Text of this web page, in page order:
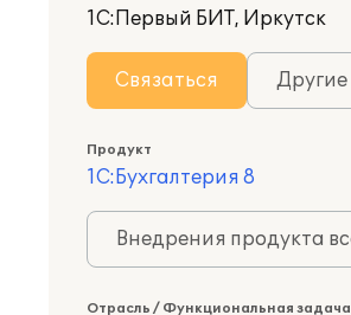
1С:Первый БИТ, Иркутск
Связаться
Продукт
1С:Бухгалтерия 8
Внедрения продукта
Отрасль / Функциональная задача